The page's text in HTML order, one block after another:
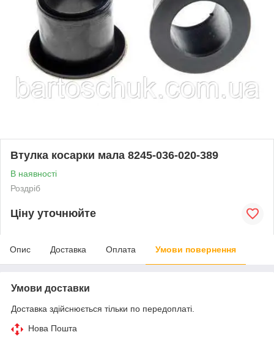
Втулка косарки мала 8245-036-020-389
В наявності
Роздріб
Ціну уточнюйте
Опис Доставка Оплата Умови повернення
Умови доставки
Доставка здійснюється тільки по передоплаті.
Нова Пошта